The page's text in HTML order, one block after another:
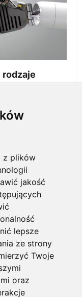
z plików
jakość
lepsze
ze strony
Twoje
oraz
firmy
połączyć
dłużej niż do